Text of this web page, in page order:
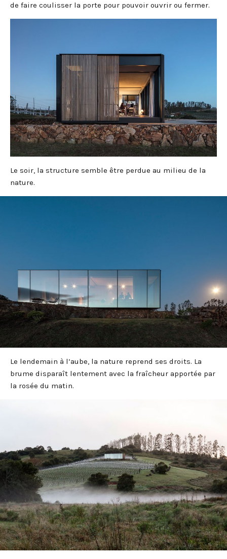
de faire coulisser la porte pour pouvoir ouvrir ou fermer.
Le soir, la structure semble être perdue au milieu de la
nature.
Le lendemain à l’aube, la nature reprend ses droits. La
brume disparaît lentement avec la fraîcheur apportée par
la rosée du matin.